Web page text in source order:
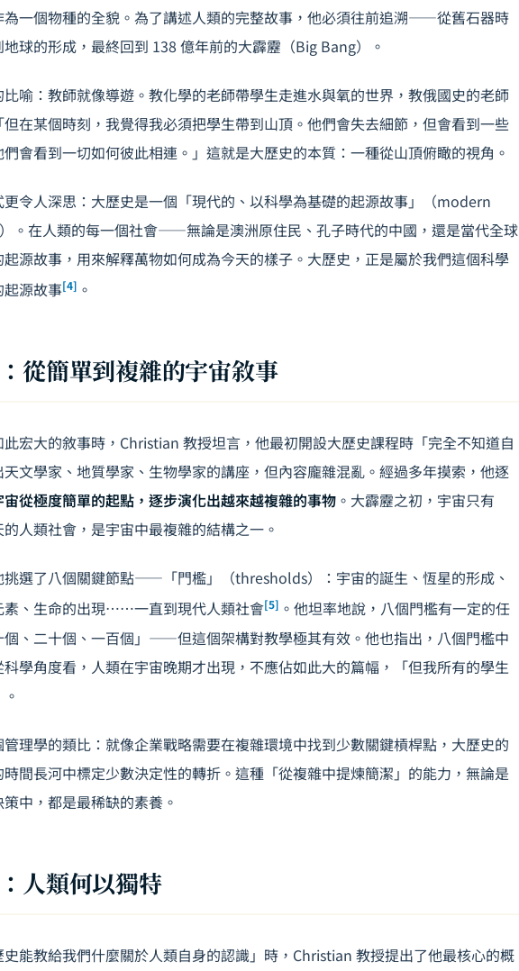
為一個物種的全貌。為了講述人類的完整故事，他必須往前追溯——從舊石器時
球的形成，最終回到 138 億年前的大霹靂（Big Bang）。
喻：教師就像導遊。教化學的老師帶學生走進水與氧的世界，教俄國史的老師
在某個時刻，我覺得我必須把學生帶到山頂。他們會失去細節，但會看到一些
會看到一切如何彼此相連。」這就是大歷史的本質：一種從山頂俯瞰的視角。
令人深思：大歷史是一個「現代的、以科學為基礎的起源故事」（modern
。在人類的每一個社會——無論是澳洲原住民、孔子時代的中國，還是當代全球
源故事，用來解釋萬物如何成為今天的樣子。大歷史，正是屬於我們這個科學
源故事[4] 。
從簡單到複雜的宇宙敘事
宏大的敘事時，Christian 教授坦言，他最初開設大歷史課程時「完全不知道自
文學家、地質學家、生物學家的講座，但內容龐雜混亂。經過多年摸索，他逐
宙從極度簡單的起點，逐步演化出越來越複雜的事物 。大霹靂之初，宇宙只有
人類社會，是宇宙中最複雜的結構之一。
挑選了八個關鍵節點——「門檻」（thresholds）：宇宙的誕生、恆星的形成、
素、生命的出現……一直到現代人類社會[5] 。他坦率地說，八個門檻有一定的任
、二十個、一百個」——但這個架構對教學極其有效。他也指出，八個門檻中
學角度看，人類在宇宙晚期才出現，不應佔如此大的篇幅，「但我所有的學生
理學的類比：就像企業戰略需要在複雜環境中找到少數關鍵槓桿點，大歷史的
間長河中標定少數決定性的轉折。這種「從複雜中提煉簡潔」的能力，無論是
中，都是最稀缺的素養。
人類何以獨特
能教給我們什麼關於人類自身的認識」時，Christian 教授提出了他最核心的概